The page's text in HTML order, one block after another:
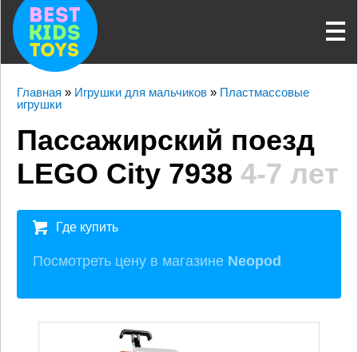
Главная » Игрушки для мальчиков » Пластмассовые
игрушки
Пассажирский поезд
LEGO City 7938 4-7 лет
Где купить
Посмотреть цену в магазине Neopod